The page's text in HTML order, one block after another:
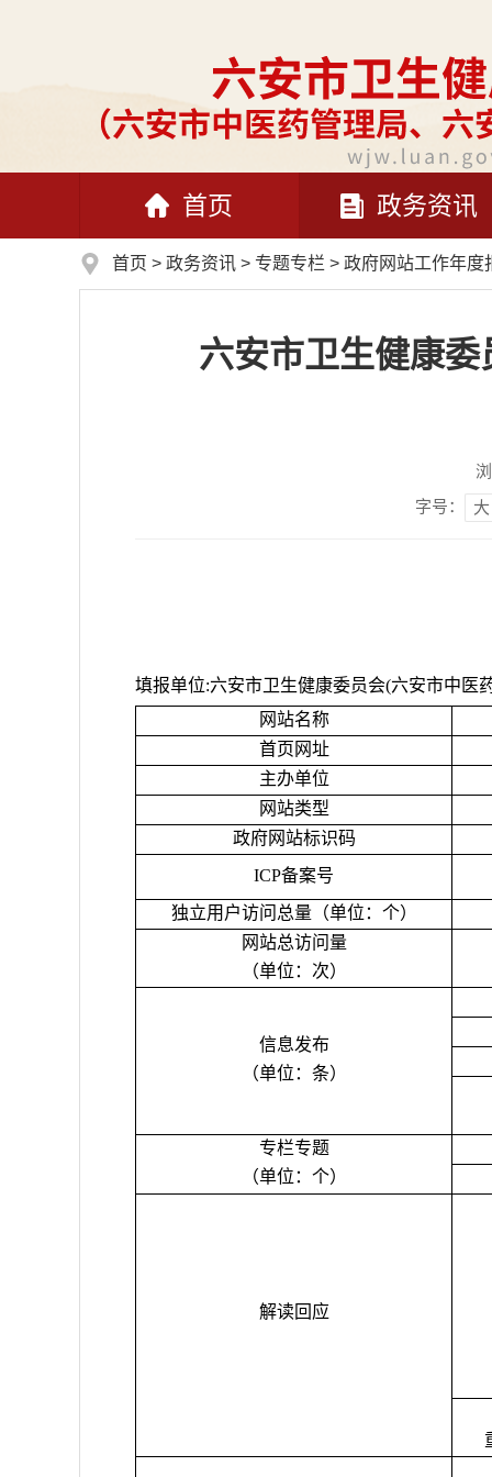
首页 政务资讯
首页 > 政务资讯 > 专题专栏 > 政府网站工作年度
六安市卫生健康
字号：
大
填报单位:六安市卫生健康委员会(六安市中医
网站名称
首页网址
主办单位
网站类型
政府网站标识码
ICP备案号
独立用户访问总量（单位：个）
网站总访问量
（单位：次）
信息发布
（单位：条）
专栏专题
（单位：个）
解读回应